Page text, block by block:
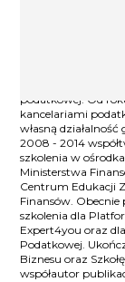
Ekspert
KrafTax Sp. z o.o.
1999 r. W latach
organów
Izbie Skarbowej
podatku VAT oraz
podatkowej. Od
kancelariami
własną
2008 - 2014
szkolenia w
Ministerstwa
Centrum Edukacji
Finansów.
szkolenia dla
Expert4you oraz
Podatkowej.
Biznesu oraz
współautor